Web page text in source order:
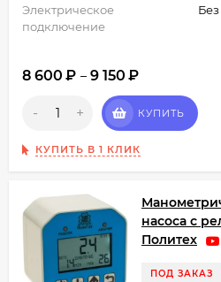
Электрическое
подключение
8 600 ₽ – 9 150 ₽
- + КУПИТЬ
КУПИТЬ В 1 КЛИК
насоса с
Политех
ПОД ЗАКАЗ